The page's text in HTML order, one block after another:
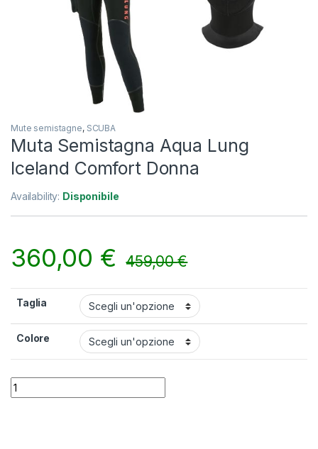
Mute semistagne, SCUBA
Muta Semistagna Aqua Lung
Iceland Comfort Donna
Availability: Disponibile
360,00 € 459,00€
Taglia
Colore
Muta Semistagna Aqua Lung Iceland Comfort Donna quantity